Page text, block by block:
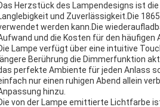
Herzstück des Lampendesigns ist
und Zuverlässigkeit.Die
werden kann.Die
und die Kosten für den häufigen
Lampe verfügt über eine intuitive
Berührung die Dimmerfunktion
perfekte Ambiente für jeden Anlass
nur einen ruhigen Abend allein
hinzu.
von der Lampe emittierte Lichtfarbe